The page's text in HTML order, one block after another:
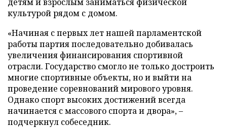
культурой рядом с домом.
«Начиная с первых лет нашей парламентской
работы партия последовательно добивалась
увеличения финансирования спортивной
отрасли. Государство смогло не только достроить
многие спортивные объекты, но и выйти на
проведение соревнований мирового уровня.
Однако спорт высоких достижений всегда
начинается с массового спорта и двора», –
подчеркнул собеседник.